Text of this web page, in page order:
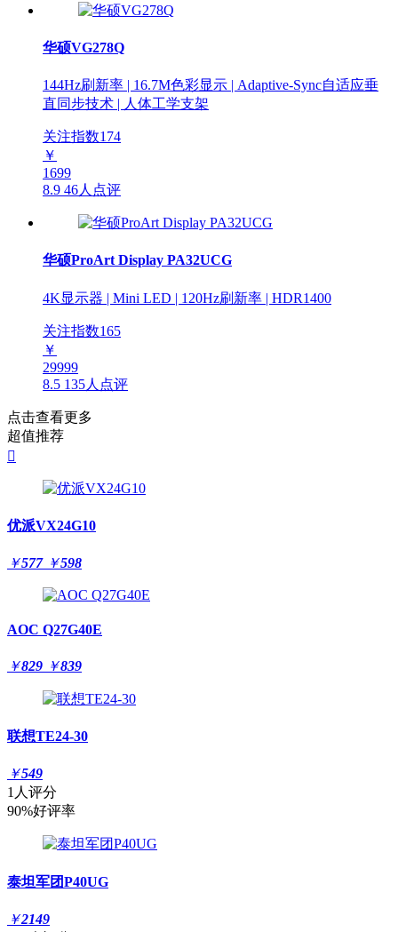
华硕VG278Q
144Hz刷新率 | 16.7M色彩显示 | Adaptive-Sync自适应垂
直同步技术 | 人体工学支架
关注指数174
￥
1699
8.9 46人点评
华硕ProArt Display PA32UCG
4K显示器 | Mini LED | 120Hz刷新率 | HDR1400
关注指数165
￥
29999
8.5 135人点评
点击查看更多
超值推荐

优派VX24G10
￥577 ￥598
AOC Q27G40E
￥829 ￥839
联想TE24-30
￥549
1人评分
90%好评率
泰坦军团P40UG
￥2149